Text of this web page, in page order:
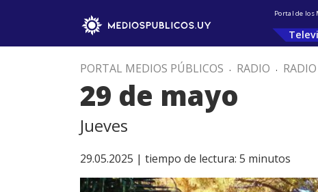
Portal de los
PORTAL MEDIOS PÚBLICOS . RADIO .
29 de mayo
Jueves
29.05.2025 | tiempo de lectura: 5 minutos